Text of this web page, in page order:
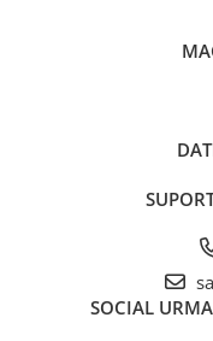
experiența speciala,
SOCIAL